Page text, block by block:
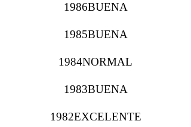
1986BUENA
1985BUENA
1984NORMAL
1983BUENA
1982EXCELENTE